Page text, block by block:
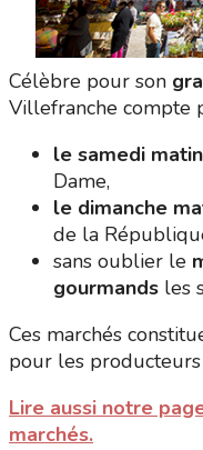
Célèbre pour son
Villefranche compte
le samedi
Dame,
le dimanche
de la
sans oublier le
gourmands les
Ces marchés
pour les
Lire aussi notre
marchés.